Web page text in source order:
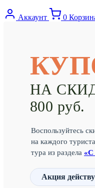
Аккаунт 0
НА
800 руб.
Воспользуйтесь
на каждого
тура из раздела «С
Акция